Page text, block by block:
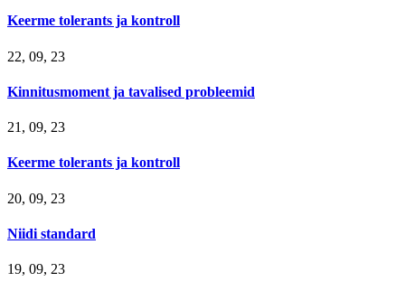
Keerme tolerants ja kontroll
22, 09, 23
Kinnitusmoment ja tavalised probleemid
21, 09, 23
Keerme tolerants ja kontroll
20, 09, 23
Niidi standard
19, 09, 23